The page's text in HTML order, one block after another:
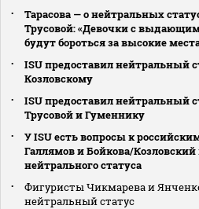
Тарасова — о нейтральных
Трусовой: «Девочки с
будут бороться за высокие
ISU предоставил нейтральный
Козловскому
ISU предоставил нейтральный
Трусовой и Гуменнику
У ISU есть вопросы к
Галлямов и Бойкова/
нейтрального статуса
Фигуристы Чикмарева и
нейтральный статус